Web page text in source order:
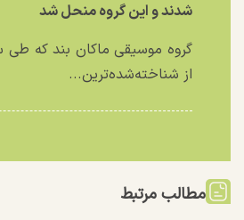
شدند و این گروه منحل شد
گروه موسیقی ماکان بند که طی
از شناخته‌شده‌ترین...
مطالب مرتبط